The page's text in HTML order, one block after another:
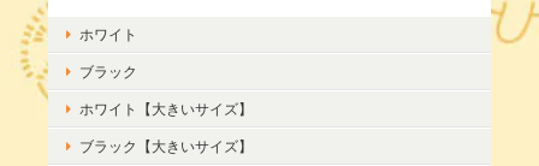
ホワイト
ブラック
ホワイト【大きいサイズ】
ブラック【大きいサイズ】